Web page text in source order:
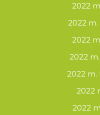
2022
2022
2022
2022
2022 m.
2022
2022